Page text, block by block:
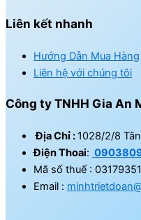
Liên kết nhanh
Hướng Dẫn Mua Hàng
Liên hệ với chúng tôi
Công ty TNHH Gia An
Địa Chỉ :1028/2/8
Điện Thoai:
Mã số thuế :
Email :